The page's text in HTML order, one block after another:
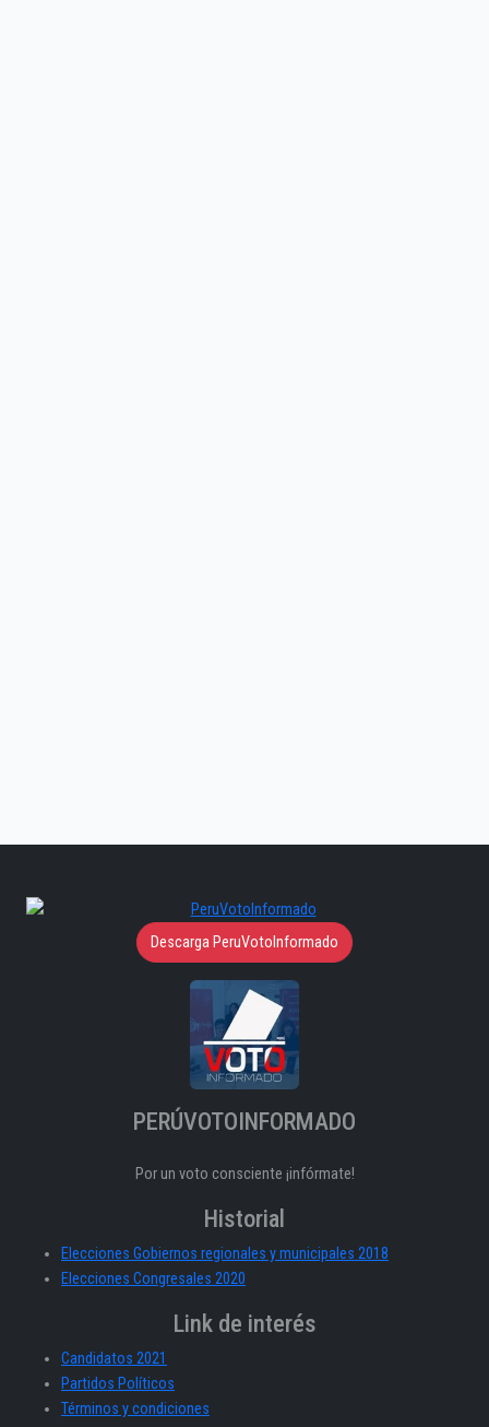
Descarga PeruVotoInformado
PERÚVOTOINFORMADO
Por un voto consciente ¡infórmate!
Historial
Elecciones Gobiernos regionales y municipales 2018
Elecciones Congresales 2020
Link de interés
Candidatos 2021
Partidos Políticos
Términos y condiciones